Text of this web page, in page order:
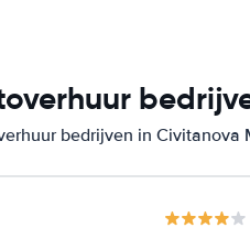
bedrijven in Civitanova